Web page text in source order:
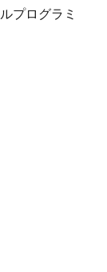
プログラミ